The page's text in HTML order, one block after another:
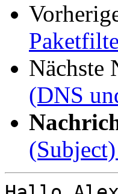
Nächste
(DNS